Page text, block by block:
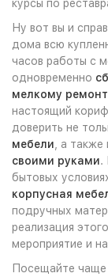
курсы по
Ну вот вы и
дома всю
часов работы с
одновременно
мелкому
настоящий
доверить не
мебели , а
своими руками.
бытовых
корпусная
подручных
реализация
мероприятие и
Посещайте